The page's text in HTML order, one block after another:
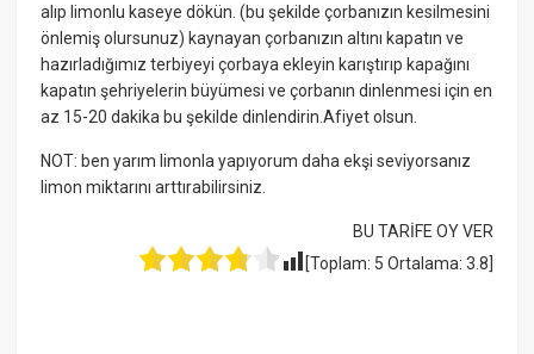
alıp limonlu kaseye dökün. (bu şekilde çorbanızın kesilmesini
önlemiş olursunuz) kaynayan çorbanızın altını kapatın ve
hazırladığımız terbiyeyi çorbaya ekleyin karıştırıp kapağını
kapatın şehriyelerin büyümesi ve çorbanın dinlenmesi için en
az 15-20 dakika bu şekilde dinlendirin.Afiyet olsun.
NOT: ben yarım limonla yapıyorum daha ekşi seviyorsanız
limon miktarını arttırabilirsiniz.
BU TARİFE OY VER
[Toplam: 5 Ortalama: 3.8